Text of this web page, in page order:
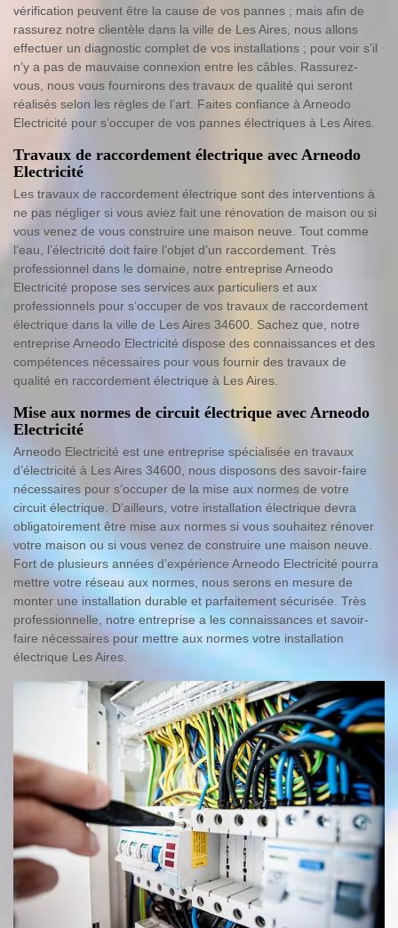
vérification peuvent être la cause de vos pannes ; mais afin de
rassurez notre clientèle dans la ville de Les Aires, nous allons
effectuer un diagnostic complet de vos installations ; pour voir s’il
n’y a pas de mauvaise connexion entre les câbles. Rassurez-
vous, nous vous fournirons des travaux de qualité qui seront
réalisés selon les règles de l’art. Faites confiance à Arneodo
Electricité pour s’occuper de vos pannes électriques à Les Aires.
Travaux de raccordement électrique avec Arneodo
Electricité
Les travaux de raccordement électrique sont des interventions à
ne pas négliger si vous aviez fait une rénovation de maison ou si
vous venez de vous construire une maison neuve. Tout comme
l‘eau, l’électricité doit faire l’objet d’un raccordement. Très
professionnel dans le domaine, notre entreprise Arneodo
Electricité propose ses services aux particuliers et aux
professionnels pour s’occuper de vos travaux de raccordement
électrique dans la ville de Les Aires 34600. Sachez que, notre
entreprise Arneodo Electricité dispose des connaissances et des
compétences nécessaires pour vous fournir des travaux de
qualité en raccordement électrique à Les Aires.
Mise aux normes de circuit électrique avec Arneodo
Electricité
Arneodo Electricité est une entreprise spécialisée en travaux
d’électricité à Les Aires 34600, nous disposons des savoir-faire
nécessaires pour s’occuper de la mise aux normes de votre
circuit électrique. D’ailleurs, votre installation électrique devra
obligatoirement être mise aux normes si vous souhaitez rénover
votre maison ou si vous venez de construire une maison neuve.
Fort de plusieurs années d’expérience Arneodo Electricité pourra
mettre votre réseau aux normes, nous serons en mesure de
monter une installation durable et parfaitement sécurisée. Très
professionnelle, notre entreprise a les connaissances et savoir-
faire nécessaires pour mettre aux normes votre installation
électrique Les Aires.